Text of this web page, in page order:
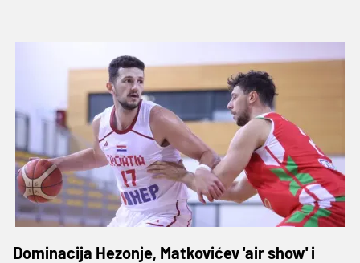
Dominacija Hezonje, Matkovićev 'air show' i